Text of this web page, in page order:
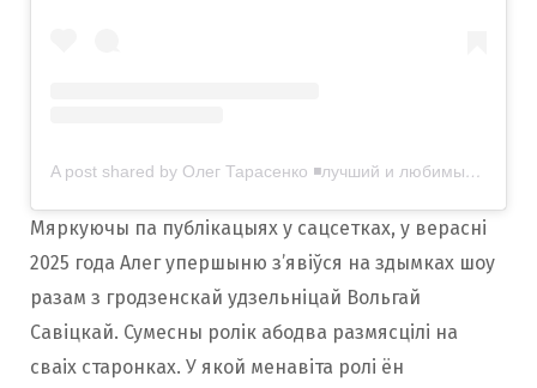
A post shared by Олег Тарасенко ◾️лучший и любимый блогер Гродно 🫶 (@olegtarasoff)
Мяркуючы па публікацыях у сацсетках, у верасні
2025 года Алег упершыню з’явіўся на здымках шоу
разам з гродзенскай удзельніцай Вольгай
Савіцкай. Сумесны ролік абодва размясцілі на
сваіх старонках. У якой менавіта ролі ён